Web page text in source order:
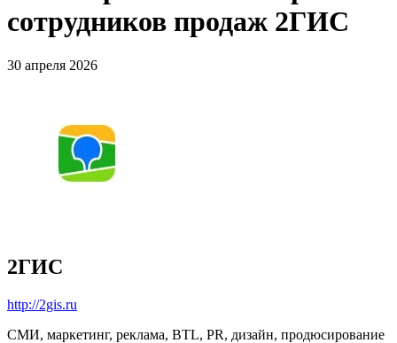
сотрудников продаж 2ГИС
30 апреля 2026
2ГИС
http://2gis.ru
СМИ, маркетинг, реклама, BTL, PR, дизайн, продюсирование